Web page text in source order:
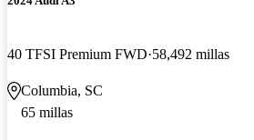
40 TFSI Premium FWD 58,492 millas
Columbia, SC
65 millas